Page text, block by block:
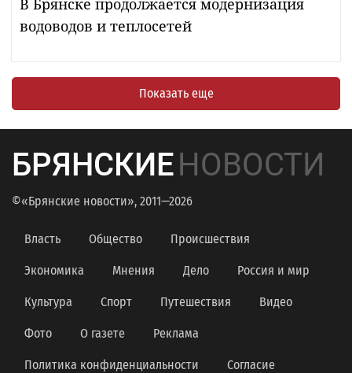
В Брянске продолжается модернизация
водоводов и теплосетей
Показать еще
БРЯНСКИЕНОВОСТИ
©«Брянские новости», 2011—2026
Власть Общество Происшествия
Экономика Мнения Дело Россия и мир
Культура Спорт Путешествия Видео
Фото О газете Реклама
Политика конфиденциальности Согласие